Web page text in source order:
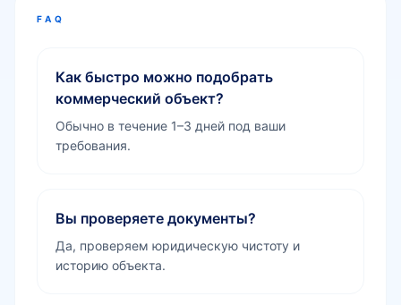
FAQ
Как быстро можно подобрать
коммерческий объект?
Обычно в течение 1–3 дней под ваши
требования.
Вы проверяете документы?
Да, проверяем юридическую чистоту и
историю объекта.